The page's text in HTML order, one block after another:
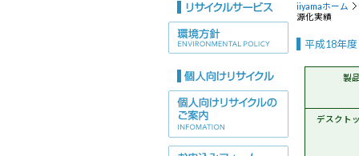
iiyamaホーム
源化実績
平成18年
製
デスクト